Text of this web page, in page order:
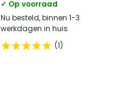
✓ Op voorraad
Nu besteld, binnen 1-3
werkdagen in huis
1